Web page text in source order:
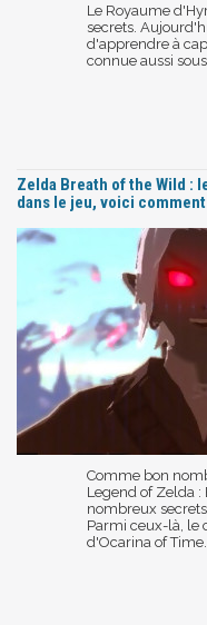
Le Royaume
secrets.
d'apprendre à
connue aussi
Zelda Breath of the Wild :
dans le jeu, voici
Comme bon
Legend of Zelda
nombreux
Parmi ceux-là, le
d'Ocarina of Time.